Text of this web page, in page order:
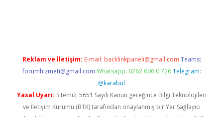
Reklam ve İletişim: E-mail: backlinkpaneli@gmail.com Teams:
forumhizmeti@gmail.com Whatsapp: 0262 606 0 726 Telegram:
@karabul
Yasal Uyarı: Sitemiz, 5651 Sayılı Kanun gereğince Bilgi Teknolojileri
ve İletişim Kurumu (BTK) tarafından onaylanmış bir Yer Sağlayıcı